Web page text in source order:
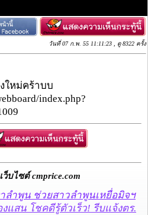
วันที่ 07 ก.พ. 55 11:11:23 , ดู 8322 ครั้ง
ใหม่คร้าบบ
index.php?
บไซต์ cmprice.com
ลำพูน ช่วยสาวลำพูนเหยื่อมิจฯ
แสน โชคดีรู้ตัวเร็ว! รีบแจ้งตร.